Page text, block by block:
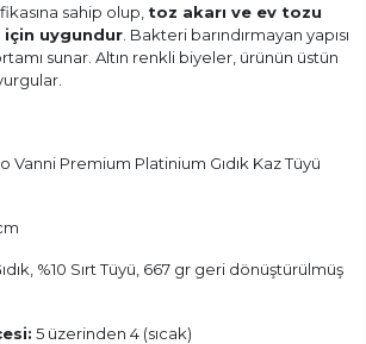
sahip olup, toz akarı ve ev tozu
uygundur . Bakteri barındırmayan yapısı
sunar. Altın renkli biyeler, ürünün üstün
Vanni Premium Platinium Gıdık Kaz Tüyü
%10 Sırt Tüyü, 667 gr geri dönüştürülmüş
5 üzerinden 4 (sıcak)